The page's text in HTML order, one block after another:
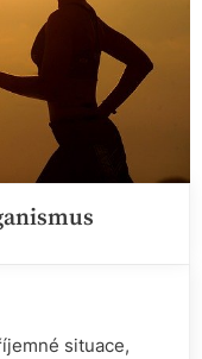
situace,